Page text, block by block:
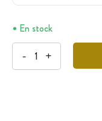
En stock
- +